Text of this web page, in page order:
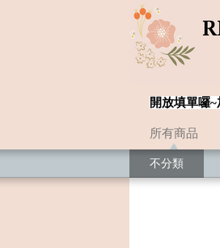
所有商品
開放填單囉